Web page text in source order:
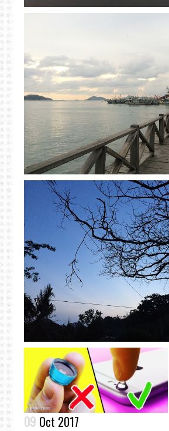
09 Oct 2017